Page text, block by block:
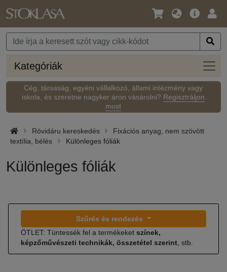
Nyelv
Pénznem
Fő
Kategóriák
Cég, társaság, egyéni vállalkozó, állami intézmény vagy
iskola, és szeretne nagyker áron vásárolni? Regisztráljon
most
Rövidáru kereskedés
Fixációs anyag, nem szövött
textília, bélés
Különleges fóliák
Különleges fóliák
Szűrés és rendezés
ÖTLET: Tüntessék fel a termékeket színek,
képzőművészeti technikák, összetétel szerint , stb.